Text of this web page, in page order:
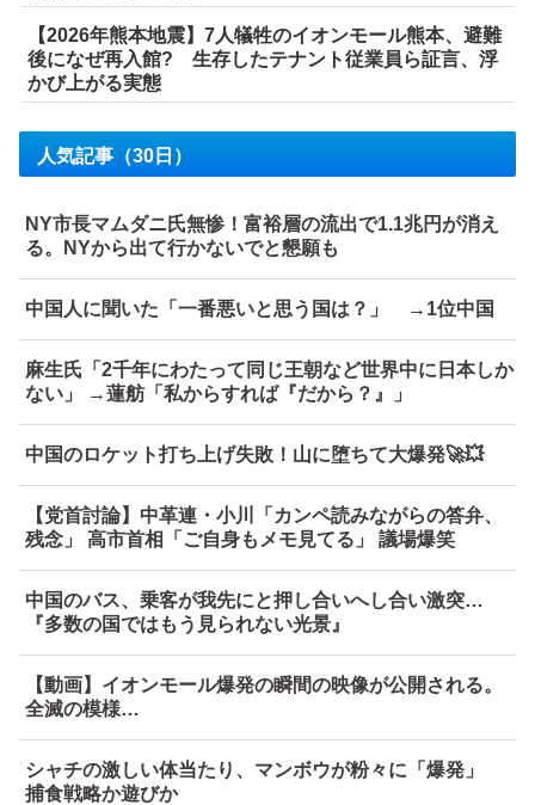
【2026年熊本地震】7人犠牲のイオンモール熊本、避難
後になぜ再入館? 生存したテナント従業員ら証言、浮
かび上がる実態
人気記事（30日）
NY市長マムダニ氏無惨！富裕層の流出で1.1兆円が消え
る。NYから出て行かないでと懇願も
中国人に聞いた「一番悪いと思う国は？」 →1位中国
麻生氏「2千年にわたって同じ王朝など世界中に日本しか
ない」 →蓮舫「私からすれば『だから？』」
中国のロケット打ち上げ失敗！山に堕ちて大爆発🚀💥
【党首討論】中革連・小川「カンペ読みながらの答弁、
残念」 高市首相「ご自身もメモ見てる」 議場爆笑
中国のバス、乗客が我先にと押し合いへし合い激突…
『多数の国ではもう見られない光景』
【動画】イオンモール爆発の瞬間の映像が公開される。
全滅の模様…
シャチの激しい体当たり、マンボウが粉々に「爆発」
捕食戦略か遊びか